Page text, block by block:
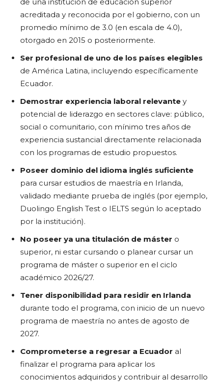
acreditada y reconocida por el gobierno, con un
promedio mínimo de 3.0 (en escala de 4.0),
otorgado en 2015 o posteriormente.
Ser profesional de uno de los países elegibles
de América Latina, incluyendo específicamente
Ecuador.
Demostrar experiencia laboral relevante y
potencial de liderazgo en sectores clave: público,
social o comunitario, con mínimo tres años de
experiencia sustancial directamente relacionada
con los programas de estudio propuestos.
Poseer dominio del idioma inglés suficiente
para cursar estudios de maestría en Irlanda,
validado mediante prueba de inglés (por ejemplo,
Duolingo English Test o IELTS según lo aceptado
por la institución).
No poseer ya una titulación de máster o
superior, ni estar cursando o planear cursar un
programa de máster o superior en el ciclo
académico 2026/27.
Tener disponibilidad para residir en Irlanda
durante todo el programa, con inicio de un nuevo
programa de maestría no antes de agosto de
2027.
Comprometerse a regresar a Ecuador al
finalizar el programa para aplicar los
conocimientos adquiridos y contribuir al desarrollo